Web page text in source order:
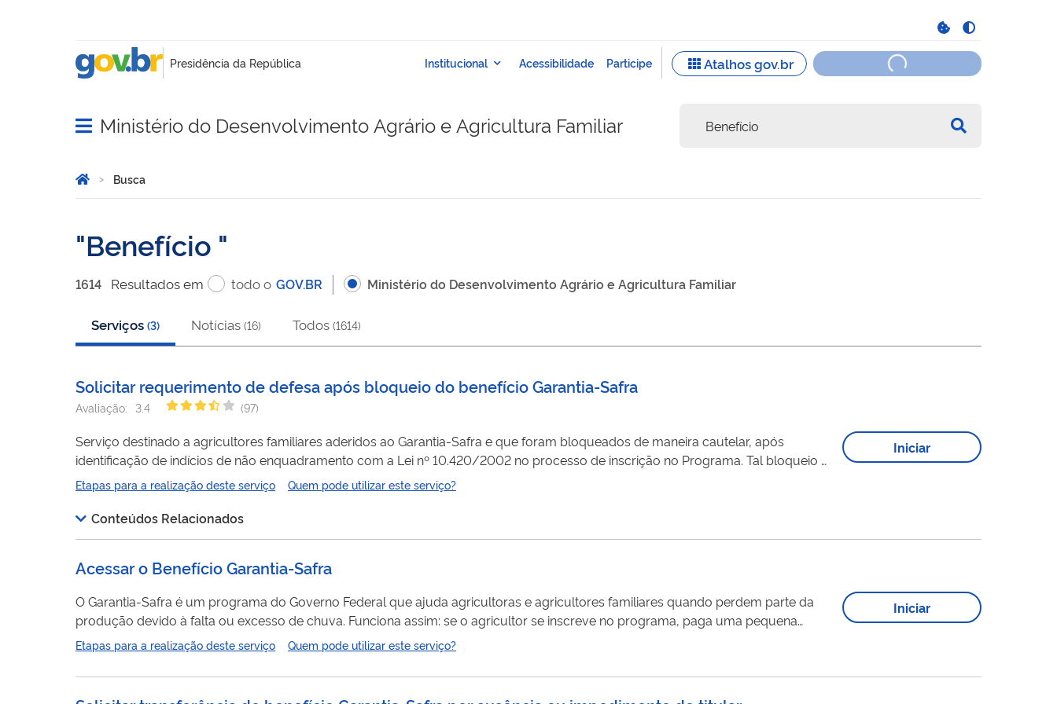
Abrir menu principal de navegação
Ministério do Desenvolvimento Agrário e Agricultura Familiar
Você está aqui:
Página Inicial
Busca
Benefício
1614 Resultadosem todo o GOV.BR Ministério do Desenvolvimento Agrário e Agricultura Familiar
Serviços (3) Notícias (16) Todos (1614)
Solicitar requerimento de defesa após bloqueio do benefício Garantia-Safra
Avaliação: 3.4 (97)
Serviço destinado a agricultores familiares aderidos ao Garantia-Safra e que foram bloqueados de maneira cautelar, após
identificação de indícios de não enquadramento com a Lei nº 10.420/2002 no processo de inscrição no Programa. Tal bloqueio é
atribuído a partir do cruzamento dos dados gerenciais do Garantia-Safra com o LabContas (TCU). O serviço consiste no cadastro
do requerimento de defesa dos agricultores que tenham sido notificados e queiram encaminhar para análise da Comissão
Estadual...
Etapas para a realização deste serviço Quem pode utilizar este serviço?
Iniciar
Conteúdos Relacionados
Acessar o Benefício Garantia-Safra
O Garantia-Safra é um programa do Governo Federal que ajuda agricultoras e agricultores familiares quando perdem parte da
produção devido à falta ou excesso de chuva. Funciona assim: se o agricultor se inscreve no programa, paga uma pequena
contribuição e, se for constatada perda de produção na sua região por problemas climáticos, ele recebe um auxílio financeiro,
Etapas para a realização deste serviço Quem pode utilizar este serviço?
Iniciar